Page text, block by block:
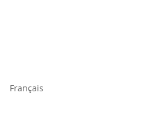
Français